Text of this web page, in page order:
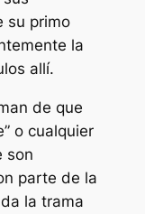
su primo
la
allí.
de que
” o cualquier
son
parte de la
la trama